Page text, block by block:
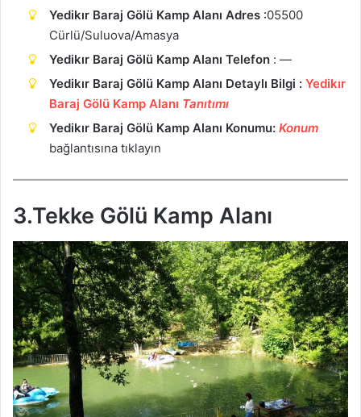
Yedikır Baraj Gölü Kamp Alanı Adres :05500
Cürlü/Suluova/Amasya
Yedikır Baraj Gölü Kamp Alanı Telefon : —
Yedikır Baraj Gölü Kamp Alanı Detaylı Bilgi : Yedikır
Baraj Gölü Kamp Alanı Tanıtımı
Yedikır Baraj Gölü Kamp Alanı Konumu: Konum
bağlantısına tıklayın
3.Tekke Gölü Kamp Alanı